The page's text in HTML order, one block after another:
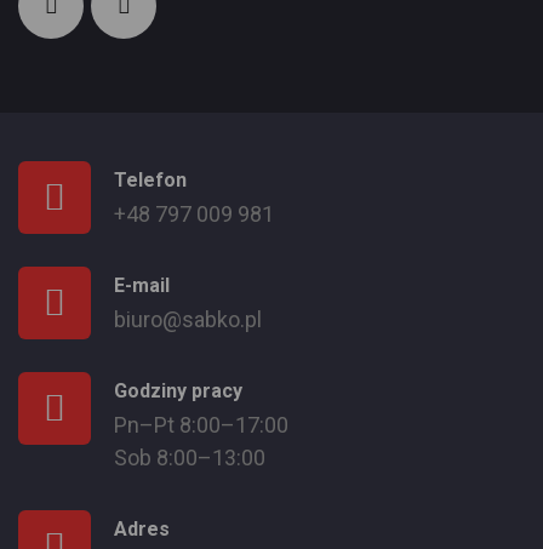
Telefon
+48 797 009 981
E-mail
biuro@sabko.pl
Godziny pracy
Pn–Pt 8:00–17:00
Sob 8:00–13:00
Adres